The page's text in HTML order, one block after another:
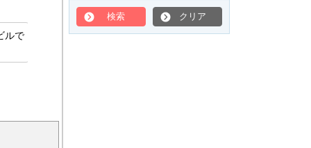
ルで
検索 クリア